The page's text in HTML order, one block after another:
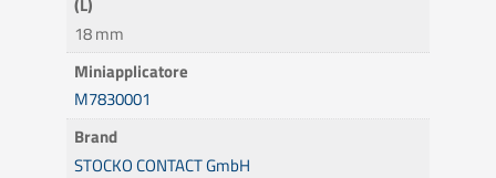
(L)
18 mm
Miniapplicatore
M7830001
Brand
STOCKO CONTACT GmbH